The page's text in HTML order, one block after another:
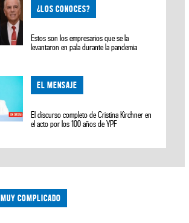
¿LOS CONOCES?
Estos son los empresarios que se la
levantaron en pala durante la pandemia
EL MENSAJE
El discurso completo de Cristina Kirchner en
el acto por los 100 años de YPF
MUY COMPLICADO